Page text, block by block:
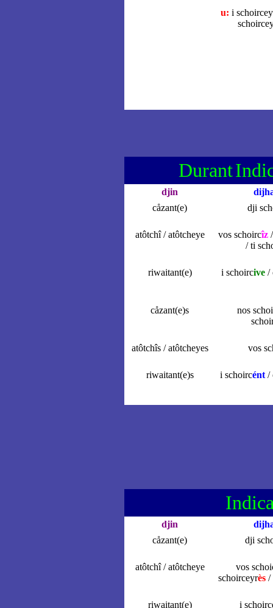
u: i
Durant
djin
cåzant(e)
dji
atôtchî / atôtcheye vos schoircîz
/ ti
riwaitant(e) i schoircive/
cåzant(e)s
nos
atôtchîs / atôtcheyes vos
riwaitant(e)s i schoircént/
djin
cåzant(e)
dji
atôtchî / atôtcheye
vos
schoirceyrès/
riwaitant(e) i